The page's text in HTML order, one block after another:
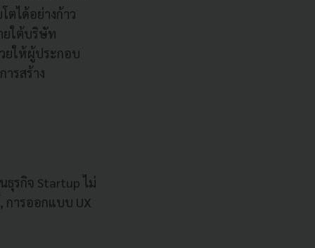
ตได้อย่างก้าว
ยใต้บริษัท
ยให้ผู้ประกอบ
รสร้าง
ธุรกิจ Startup ไม่
การออกแบบ UX